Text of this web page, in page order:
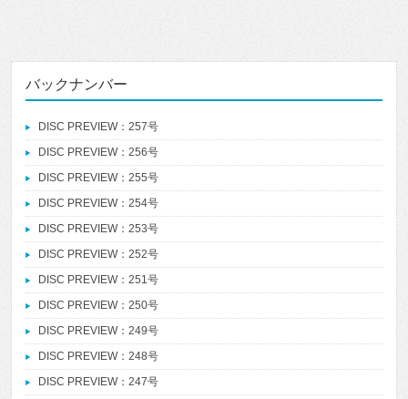
バックナンバー
DISC PREVIEW：257号
DISC PREVIEW：256号
DISC PREVIEW：255号
DISC PREVIEW：254号
DISC PREVIEW：253号
DISC PREVIEW：252号
DISC PREVIEW：251号
DISC PREVIEW：250号
DISC PREVIEW：249号
DISC PREVIEW：248号
DISC PREVIEW：247号